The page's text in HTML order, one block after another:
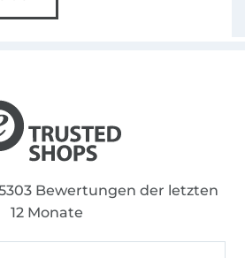
Bewertungen der letzten
12 Monate